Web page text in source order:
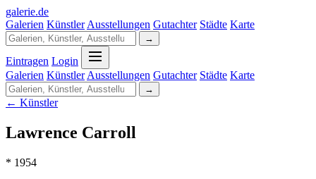
galerie.de
Galerien Künstler Ausstellungen Gutachter Städte Karte
→
Eintragen Login
Galerien Künstler Ausstellungen Gutachter Städte Karte
→
← Künstler
Lawrence Carroll
* 1954